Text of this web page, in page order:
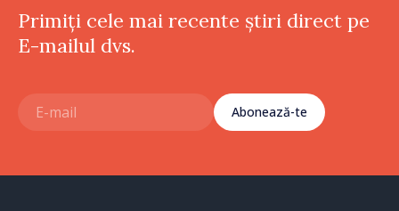
Primiți cele mai recente știri direct pe
E-mailul dvs.
Abonează-te